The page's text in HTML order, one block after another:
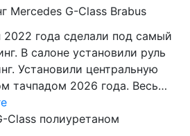
Mercedes G-Class Brabus
2022 года сделали под самый
В салоне установили руль
Установили центральную
тачпадом 2026 года. Весь…
Class полиуретаном